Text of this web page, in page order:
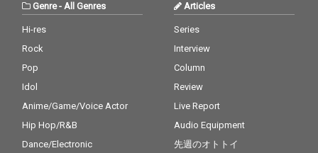
Genre-All Genres
Hi-res
Rock
Pop
Idol
Anime/Game/Voice Actor
Hip Hop/R&B
Dance/Electronic
Articles
Series
Interview
Column
Review
Live Report
Audio Equipment
先週のオトトイ